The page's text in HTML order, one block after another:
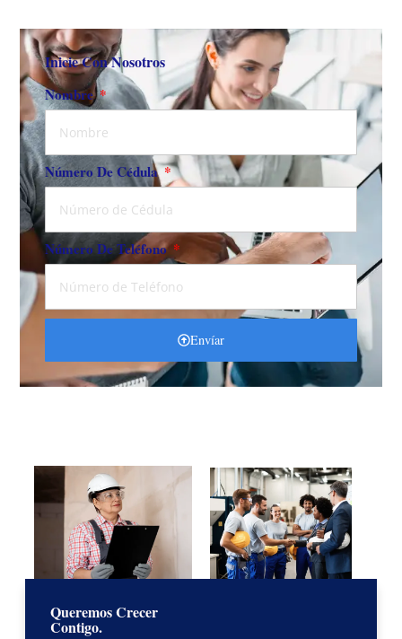
Inicie Con Nosotros
Nombre
Número De Cédula
Número De Teléfono
Envíar
Queremos Crecer
Contigo.